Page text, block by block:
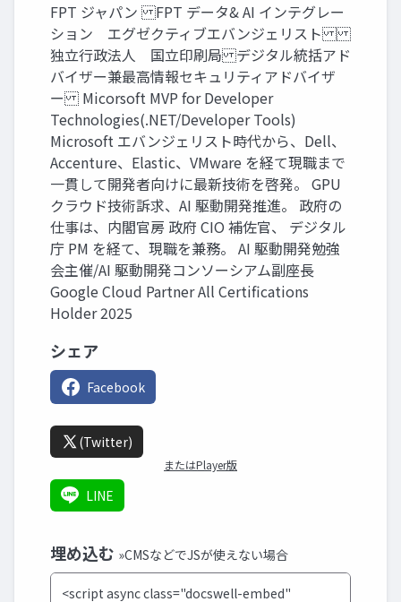
FPT ジャパン FPT データ& AI インテグレー
ション エグゼクティブエバンジェリスト
独立行政法人 国立印刷局 デジタル統括アド
バイザー兼最高情報セキュリティアドバイザ
ー Micorsoft MVP for Developer
Technologies(.NET/Developer Tools)
Microsoft エバンジェリスト時代から、Dell、
Accenture、Elastic、VMware を経て現職まで
一貫して開発者向けに最新技術を啓発。 GPU
クラウド技術訴求、AI 駆動開発推進。 政府の
仕事は、内閣官房 政府 CIO 補佐官、 デジタル
庁 PM を経て、現職を兼務。 AI 駆動開発勉強
会主催/AI 駆動開発コンソーシアム副座長
Google Cloud Partner All Certifications
Holder 2025
シェア
Facebook
(Twitter)
またはPlayer版
LINE
埋め込む »CMSなどでJSが使えない場合